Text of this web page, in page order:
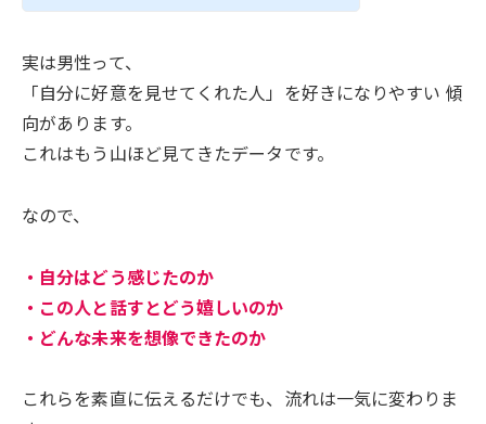
実は男性って、
「自分に好意を見せてくれた人」を好きになりやすい 傾
向があります。
これはもう山ほど見てきたデータです。
なので、
・自分はどう感じたのか
・この人と話すとどう嬉しいのか
・どんな未来を想像できたのか
これらを素直に伝えるだけでも、流れは一気に変わりま